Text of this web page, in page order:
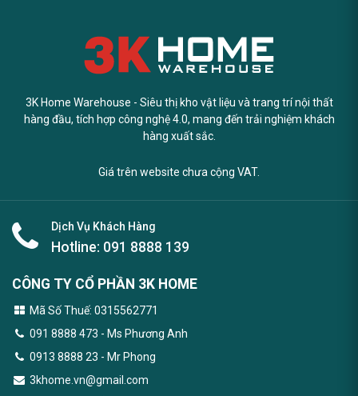
3K Home Warehouse - Siêu thị kho vật liệu và trang trí nội thất
hàng đầu, tích hợp công nghệ 4.0, mang đến trải nghiệm khách
hàng xuất sắc.
Giá trên website chưa cộng VAT.
Dịch Vụ Khách Hàng
Hotline: 091 8888 139
CÔNG TY CỔ PHẦN 3K HOME
Mã Số Thuế: 0315562771
091 8888 473 - Ms Phương Anh
0913 8888 23 - Mr Phong
3khome.vn@gmail.com